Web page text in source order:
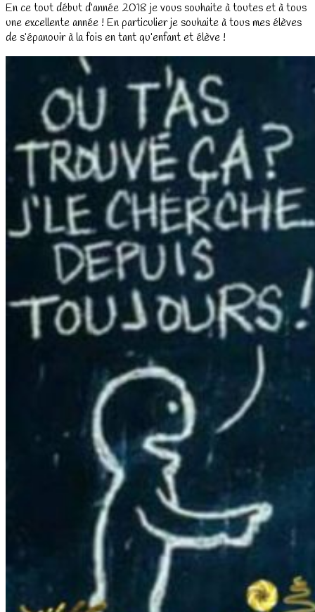
En ce tout début d’année 2018 je vous souhaite à toutes et à tous
une excellente année ! En particulier je souhaite à tous mes élèves
de s’épanouir à la fois en tant qu’enfant et élève !